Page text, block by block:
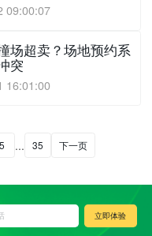
09:00:07
场超卖？场地预约系
突
16:01:00
5 ... 35 下一页
立即体验